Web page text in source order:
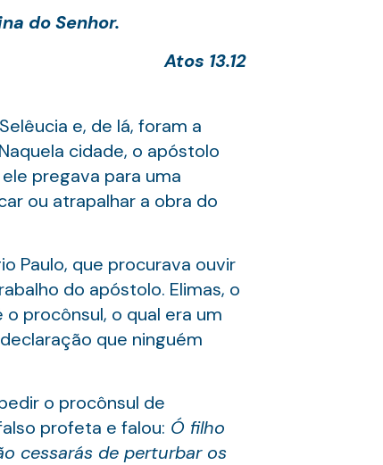
do Senhor.
Atos 13.12
e, de lá, foram a
cidade, o apóstolo
pregava para uma
ou atrapalhar a obra do
Paulo, que procurava ouvir
do apóstolo. Elimas, o
procônsul, o qual era um
que ninguém
o procônsul de
profeta e falou: Ó filho
cessarás de perturbar os